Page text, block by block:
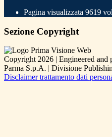
Pagina visualizzata 9619
Sezione Copyright
Copyright 2026 | Engineered
Parma S.p.A. | Divisione
Disclaimer trattamento dati